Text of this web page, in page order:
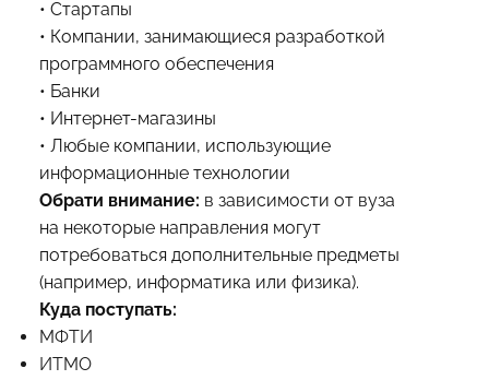
• Стартапы
• Компании, занимающиеся разработкой
программного обеспечения
• Банки
• Интернет-магазины
• Любые компании, использующие
информационные технологии
Обрати внимание: в зависимости от вуза
на некоторые направления могут
потребоваться дополнительные предметы
(например, информатика или физика).
Куда поступать:
МФТИ
ИТМО